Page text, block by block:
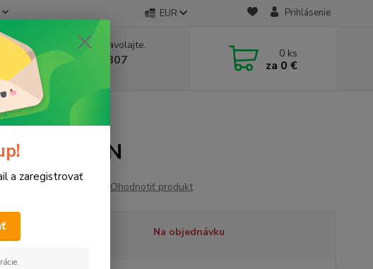
EUR Prihlásenie
Neviete si rady? Zavolajte.
+421 911 131 807
(Po-Pia, 8-17 hod.)
0 ks
za 0 €
RN
Ohodnotiť produkt
Na objednávku
a zaregistrovať